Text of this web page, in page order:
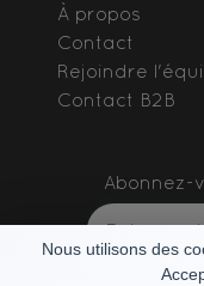
Nous utilisons des
À propos
Contact
Rejoindre
Contact B2B
Abonnez-